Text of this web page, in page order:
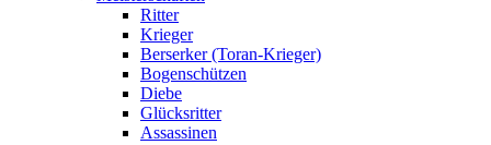
Ritter
Krieger
Berserker (Toran-Krieger)
Bogenschützen
Diebe
Glücksritter
Assassinen